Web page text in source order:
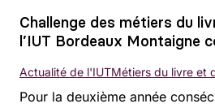
Challenge des métiers du
l’IUT Bordeaux Montaigne
Pour la deuxième année
Actualité de l'IUTMétiers du livre et